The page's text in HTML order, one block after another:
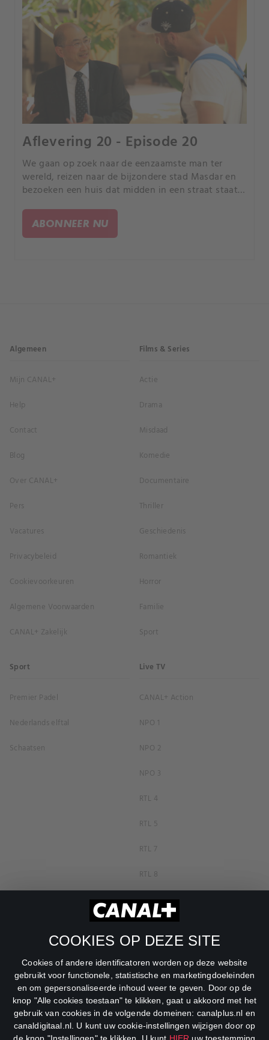
COOKIES OP DEZE SITE
Cookies of andere identificatoren worden op deze website
gebruikt voor functionele, statistische en marketingdoeleinden
en om gepersonaliseerde inhoud weer te geven. Door op de
knop "Alle cookies toestaan" te klikken, gaat u akkoord met het
gebruik van cookies in de volgende domeinen: canalplus.nl en
canaldigitaal.nl. U kunt uw cookie-instellingen wijzigen door op
Aflevering 20 - Episode 20
We gaan op zoek naar de eenzaamste man ter
wereld, reizen naar de bijzondere stad Masdar en
bezoeken een huis dat midden in een straat staat.
Polen en een dorp in India waar de huizen geen
deur hebben.
ABONNEER NU
Algemeen
Mijn CANAL+
Help
Contact
Blog
Over CANAL+
Pers
Vacatures
Privacybeleid
Cookievoorkeuren
Algemene Voorwaarden
CANAL+ Zakelijk
Films & Series
Actie
Drama
Misdaad
Komedie
Documentaire
Thriller
Geschiedenis
Romantiek
Horror
Familie
Sport
Sport
Premier Padel
Nederlands elftal
Schaatsen
Live TV
CANAL+ Action
NPO 1
NPO 2
NPO 3
RTL 4
RTL 5
RTL 7
RTL 8
RTL Z
SBS6
Net5
Veronica
DreamWorks Channel